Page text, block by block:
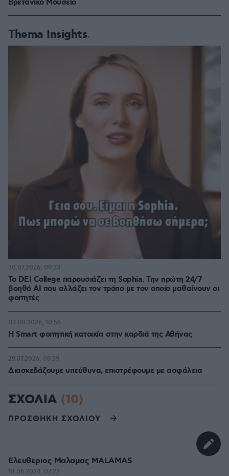
Βρετανικό Μουσείο
Thema Insights
Το DEI College παρουσιάζει τη Sophia. Την πρώτη 24/7
βοηθό AI που αλλάζει τον τρόπο με τον οποίο μαθαίνουν οι
φοιτητές
30.07.2026, 09:33
Η Smart φοιτητική κατοικία στην καρδιά της Αθήνας
03.08.2026, 10:56
Διασκεδάζουμε υπεύθυνα, επιστρέφουμε με ασφάλεια
29.07.2026, 09:39
ΣΧΟΛΙΑ (10)
ΠΡΟΣΘΗΚΗ ΣΧΟΛΙΟΥ
Eλευθεριος Μαλαμας MALAMAS
18.06.2024, 07:22